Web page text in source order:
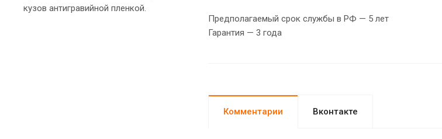
Предполагаемый срок службы в РФ — 5 лет
Гарантия — 3 года
Комментарии Вконтакте
кузов антигравийной пленкой.